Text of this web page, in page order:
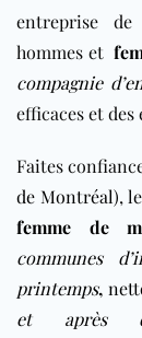
entreprise
hommes et
compagnie
efficaces et
Faites
de Montréal),
femme de
communes
printemps,
et après